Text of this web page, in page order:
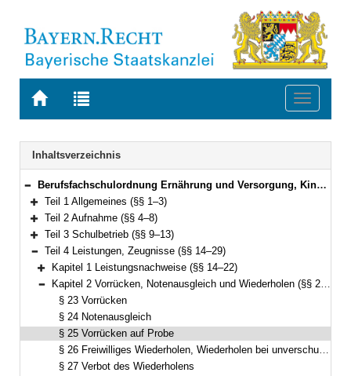
Zur
BAYERN.RECHT
Zur
letzten
Suche
Toggle
Navigation
Inhaltsverzeichnis
Bereich reduzieren
Berufsfachschulordnung Ernährung und Versorgung, Kinderpflege, Sozialpflege, Hotel- und Tourismusmanagement, Informatik und Fremdsprachenberufe (Berufsfachschulordnung – BFSO) Vom 25. Mai 2023 (GVBl. S. 257) BayRS 2236-4-1-9-K (§§ 1–75)
Bereich erweitern
Teil 1 Allgemeines (§§ 1–3)
Bereich erweitern
Teil 2 Aufnahme (§§ 4–8)
Bereich erweitern
Teil 3 Schulbetrieb (§§ 9–13)
Bereich reduzieren
Teil 4 Leistungen, Zeugnisse (§§ 14–29)
Bereich erweitern
Kapitel 1 Leistungsnachweise (§§ 14–22)
Bereich reduzieren
Kapitel 2 Vorrücken, Notenausgleich und Wiederholen (§§ 23–27)
§ 23 Vorrücken
§ 24 Notenausgleich
§ 25 Vorrücken auf Probe
§ 26 Freiwilliges Wiederholen, Wiederholen bei unverschuldeter Leistungsminderung
§ 27 Verbot des Wiederholens